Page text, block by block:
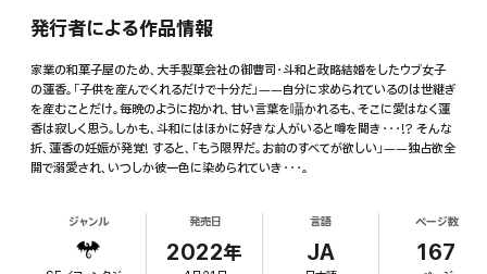
発行者による作品情報
家業の和菓子屋のため、大手製菓会社の御曹司・斗和と政略結婚をしたウブ女子
の蓮香。「子供を産んでくれるだけで十分だ」――自分に求められているのは世継ぎ
を産むことだけ。毎晩のように抱かれ、甘い言葉を囁かれるも、そこに愛はなく蓮
香は寂しく思う。しかも、斗和にはほかに好きな人がいると噂を聞き・・・!? そんな
折、蓮香の妊娠が発覚! すると、「もう限界だ。お前のすべてが欲しい」――独占欲全
開で溺愛され、いつしか彼一色に染められていき・・・。
ジャンル 発売日
2022年
言語
JA
ページ数
167